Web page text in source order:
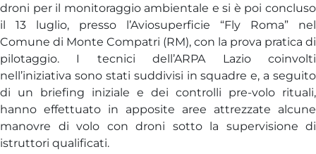
droni per il monitoraggio ambientale e si è poi concluso
il 13 luglio, presso l’Aviosuperficie “Fly Roma” nel
Comune di Monte Compatri (RM), con la prova pratica di
pilotaggio. I tecnici dell’ARPA Lazio coinvolti
nell’iniziativa sono stati suddivisi in squadre e, a seguito
di un briefing iniziale e dei controlli pre-volo rituali,
hanno effettuato in apposite aree attrezzate alcune
manovre di volo con droni sotto la supervisione di
istruttori qualificati.